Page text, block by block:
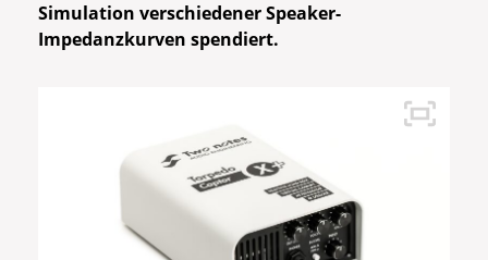
Simulation verschiedener Speaker-
Impedanzkurven spendiert.